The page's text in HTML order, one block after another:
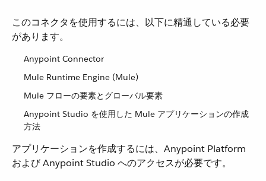
このコネクタを使用するには、以下に精通している必要
があります。
Anypoint Connector
Mule Runtime Engine (Mule)
Mule フローの要素とグローバル要素
Anypoint Studio を使用した Mule アプリケーションの作成
方法
アプリケーションを作成するには、Anypoint Platform
および Anypoint Studio へのアクセスが必要です。